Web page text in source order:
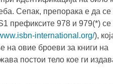
Сепак, препорака е да се
префиксите 978 и 979(*) се
international.org/),
на овие броеви за книги на
постои тело кое ги